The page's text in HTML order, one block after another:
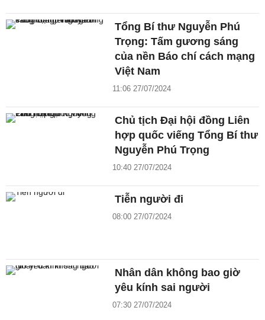
Tổng Bí thư Nguyễn Phú
Trọng: Tấm gương sáng
của nền Báo chí cách mạng
Việt Nam
11:06 27/07/2024
Chủ tịch Đại hội đồng Liên
hợp quốc viếng Tổng Bí thư
Nguyễn Phú Trọng
10:40 27/07/2024
Tiễn người đi
08:00 27/07/2024
Nhân dân không bao giờ
yêu kính sai người
07:30 27/07/2024